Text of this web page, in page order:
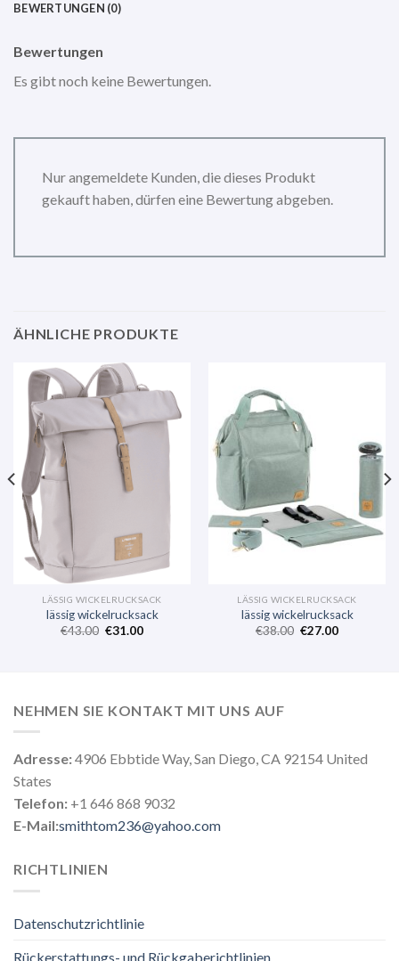
BEWERTUNGEN (0)
Bewertungen
Es gibt noch keine Bewertungen.
Nur angemeldete Kunden, die dieses Produkt
gekauft haben, dürfen eine Bewertung abgeben.
ÄHNLICHE PRODUKTE
LÄSSIG WICKELRUCKSACK
lässig wickelrucksack
€43.00 €31.00
LÄSSIG WICKELRUCKSACK
lässig wickelrucksack
€38.00 €27.00
NEHMEN SIE KONTAKT MIT UNS AUF
Adresse:4906 Ebbtide Way, San Diego, CA 92154 United
States
Telefon: +1 646 868 9032
E-Mail:smithtom236@yahoo.com
RICHTLINIEN
Datenschutzrichtlinie
Rückerstattungs- und Rückgaberichtlinien